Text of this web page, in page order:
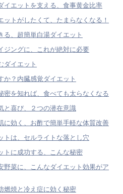
イエットを支える、食事黄金比率
トがしたくて、たまらなくなる！
る、超簡単白湯ダイエット
ジングに、これが絶対に必要
ダイエット
か？内臓感覚ダイエット
密を知れば、食べても太らなくなる
と喜び、２つの潜在意識
に効く、お酢で簡単手軽な体質改善
トは、セルライトな落とし穴
トに成功する、こんな秘密
野菜に、こんなダイエット効果がア
燃焼と冷え症に効く秘密